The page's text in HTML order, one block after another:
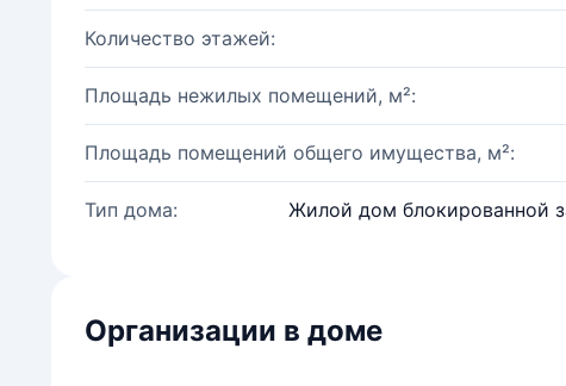
Количество этажей:
Площадь нежилых помещений, м²:
Площадь помещений общего имущества, м²:
Тип дома: Жилой дом блокированной
Организации в доме